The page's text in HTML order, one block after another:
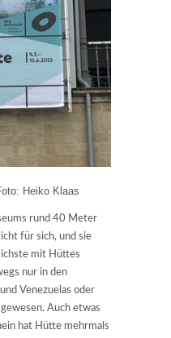
Heiko Klaas
rund 40 Meter
für sich, und sie
mit Hüttes
nur in den
Venezuelas oder
Auch etwas
hat Hütte mehrmals